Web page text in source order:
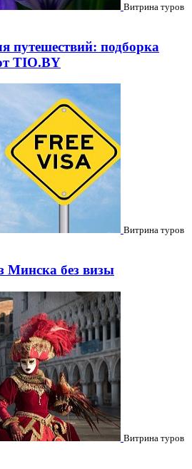
Витрина туров
путешествий: подборка
TIO.BY
Витрина туров
Минска без визы
Витрина туров